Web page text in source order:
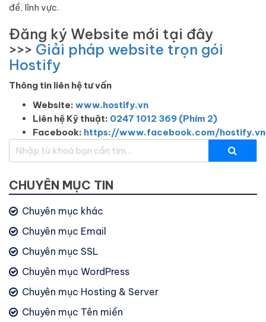
đề, lĩnh vực.
Đăng ký Website mới tại đây
>>> Giải pháp website trọn gói
Hostify
Thông tin liên hệ tư vấn
Website: www.hostify.vn
Liên hệ Kỹ thuật: 0247 1012 369 (Phím 2)
Facebook: https://www.facebook.com/hostify.vn
CHUYÊN MỤC TIN
Chuyên mục khác
Chuyên mục Email
Chuyên mục SSL
Chuyên mục WordPress
Chuyên mục Hosting & Server
Chuyên mục Tên miền